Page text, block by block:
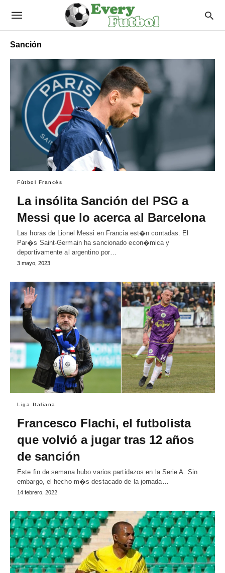
Sanción
Fútbol Francés
La insólita Sanción del PSG a
Messi que lo acerca al Barcelona
Las horas de Lionel Messi en Francia est�n contadas. El
Par�s Saint-Germain ha sancionado econ�mica y
deportivamente al argentino por…
3 mayo, 2023
Liga Italiana
Francesco Flachi, el futbolista
que volvió a jugar tras 12 años
de sanción
Este fin de semana hubo varios partidazos en la Serie A. Sin
embargo, el hecho m�s destacado de la jornada…
14 febrero, 2022